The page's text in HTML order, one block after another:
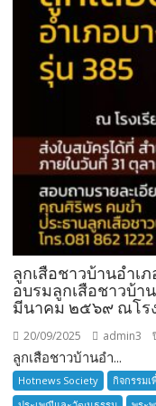
ลูกเสือชาวบ้านอำเ
อบรมลูกเสือชาวบ้า
มีนาคม ๒๕๖๙ ณโร
20/09/2025 admin3
ลูกเสือชาวบ้านอำ...
Hotnews Society กิจกรรม